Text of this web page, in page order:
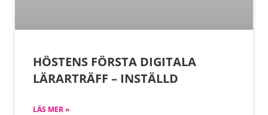
HÖSTENS FÖRSTA DIGITALA
LÄRARTRÄFF – INSTÄLLD
LÄS MER »